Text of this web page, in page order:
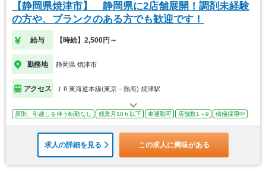
【静岡県焼津市】 静岡県に2店舗展開！調剤未経験
の方や、ブランクのある方でも歓迎です！
給与 【時給】2,500円～
勤務地 静岡県 焼津市
アクセス ＪＲ東海道本線(東京－熱海) 焼津駅
原則、引越しを伴う転勤なし 残業月10ｈ以下 車通勤可 店舗数1～9 積極採用中
求人の詳細を見る この求人に興味がある